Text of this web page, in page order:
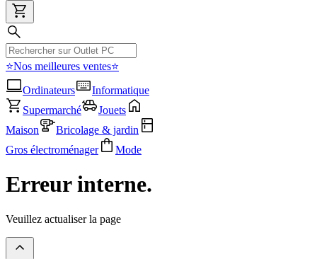
⭐Nos meilleures ventes⭐
Ordinateurs
Informatique
Supermarché
Jouets
Maison
Bricolage & jardin
Gros électroménager
Mode
Erreur interne.
Veuillez actualiser la page